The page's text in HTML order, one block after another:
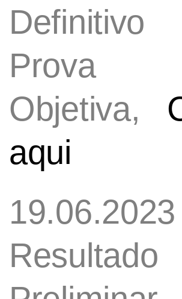
Prova
Objetiva,
aqui
Resultado